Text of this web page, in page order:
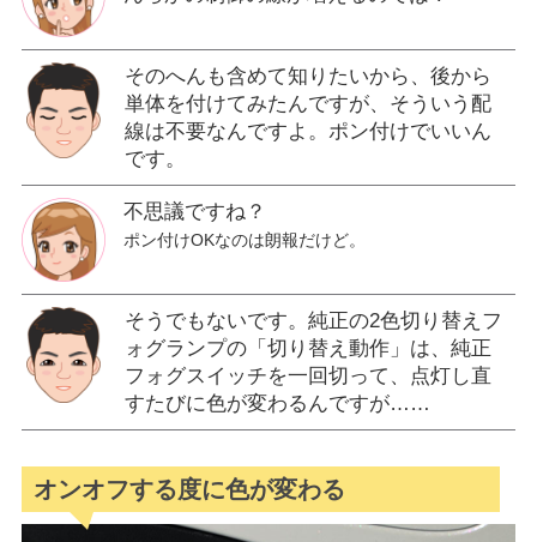
そのへんも含めて知りたいから、後から
単体を付けてみたんですが、そういう配
線は不要なんですよ。ポン付けでいいん
です。
不思議ですね？
ポン付けOKなのは朗報だけど。
そうでもないです。純正の2色切り替えフ
ォグランプの「切り替え動作」は、純正
フォグスイッチを一回切って、点灯し直
すたびに色が変わるんですが……
オンオフする度に色が変わる